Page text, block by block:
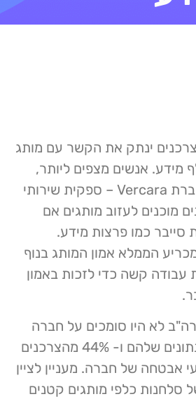
ינתק את הקשר עם מותג
מידע. אנשים מצפים ליותר,
במיוחד מעסקים גדולים. מחקר של חברת Vercara – ספקית שירותי
כי 75% מהצרכנים מוכנים לעזוב מותגים אם
סייבר כמו פרצות מידע.
הממלא אמון המותג בנוף
עבודה קשה כדי לזכות באמון
בארה"ב לא היו סומכים על חברה
שנפלה קורבן לדלף מידע בו נכללו הנתונים שלהם ו- 44% מהצרכנים
אבטחה של חברה. מעניין לציין
של סלחנות כלפי מותגים קטנים